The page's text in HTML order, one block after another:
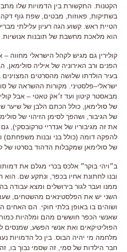
הקטנות התקשורת בין הדמויות שלו
בשתיקות פאוזות מבטים שפת גוף
הטיית ראש קשוע הגה רעיון עלילתי
הוא מלאכת מחשבת של תובנות אנושיות
קולירין גם מגיש לקהל הישראלי מחווה –
הפנים ורב האירוניה של איליה סולימאן
בעיר הולדתו שלושה מהסרטים המצוינים
ישראלי–פלסטיני מקורות ההשראה של
מבאסטר קיטון ועד ז׳אק טאטי – אבל
של סולימאן כולל הכתם הלבן של שיער
של הגיבור ושהפך לסימן הזיהוי של
את זה מגיבוריו של אנדריי טרקובסקי), גם
להפקה דומה (כולל בני ובנות משפחתם)
של סולימאן שמקבלות הדהוד בסרטו של
ב״ויהי בוקר״ אלכס בכרי מגלם את
ובנו לחתונת אחיו בכפר ונתקע שם הוא
ממנו ועבר לגור בירושלים ומצא עבודה
השני יש את הפלסטינאים מהשטחים
ושוהים בו באופן בלתי חוקי
הם האחים
שאנשי הכפר חוששים מהם ומלהיות
הפוליטיקאים ואת אנשי הפשע שמנסים
מלחמה מי יהיה הבוס בין כל הדמויות
חבר הילדות של סמי זה שסמי נבוך בו